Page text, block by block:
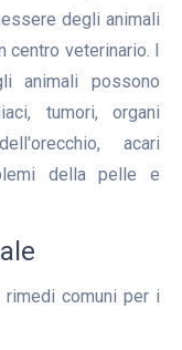
degli animali
centro veterinario. I
animali possono
tumori, organi
acari
della pelle e
rimedi comuni per i